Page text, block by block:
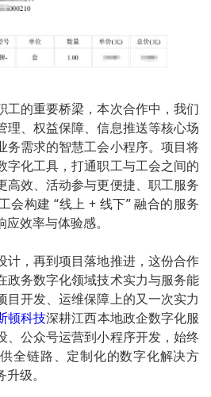
工的重要桥梁，本次合作中，我们
理、权益保障、信息推送等核心场
务需求的智慧工会小程序。项目将
字化工具，打通职工与工会之间的
高效、活动参与更便捷、职工服务
会构建 “线上 + 线下” 融合的服务
效率与体验感。
计，再到项目落地推进，这份合作
政务数字化领域技术实力与服务能
目开发、运维保障上的又一次实力
顿科技深耕江西本地政企数字化服
、公众号运营到小程序开发，始终
全链路、定制化的数字化解决方
级。